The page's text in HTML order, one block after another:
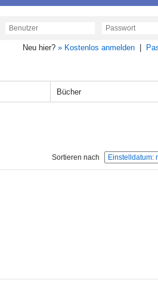
Neu hier? » Kostenlos anmelden
Bücher
Sortieren nach